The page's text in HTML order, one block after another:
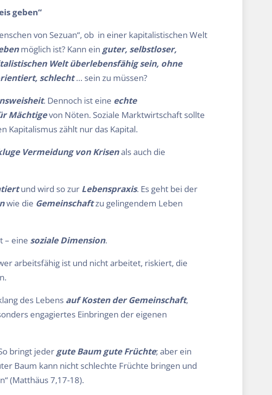
geben“
von Sezuan“, ob in einer kapitalistischen Welt
möglich ist? Kann ein guter, selbstloser,
Welt überlebensfähig sein, ohne
schlecht… sein zu müssen?
. Dennoch ist eine echte
Mächtigevon Nöten. Soziale Marktwirtschaft sollte
Kapitalismus zählt nur das Kapital.
Vermeidung von Krisenals auch die
und wird so zur Lebenspraxis. Es geht bei der
wie die Gemeinschaftzu gelingendem Leben
– eine soziale Dimension.
arbeitsfähig ist und nicht arbeitet, riskiert, die
des Lebens auf Kosten der Gemeinschaft,
engagiertes Einbringen der eigenen
bringt jeder gute Baum gute Früchte; aber ein
Baum kann nicht schlechte Früchte bringen und
(Matthäus 7,17-18).